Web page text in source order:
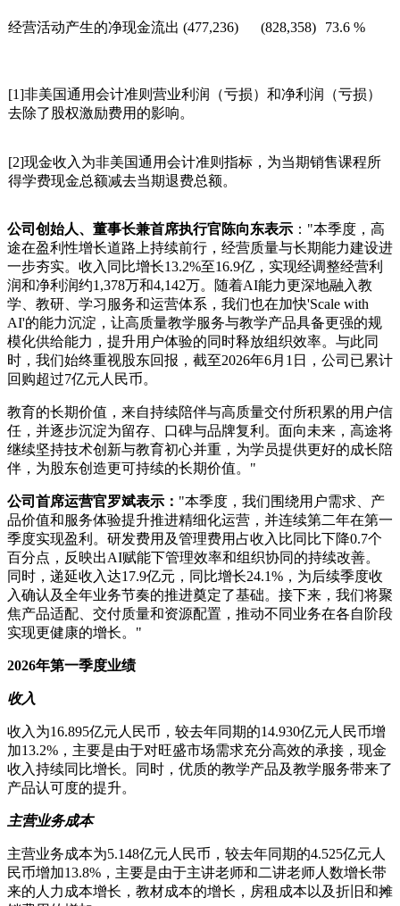
经营活动产生的净现金流出 (477,236) (828,358) 73.6 %
[1]非美国通用会计准则营业利润（亏损）和净利润（亏损）
去除了股权激励费用的影响。
[2]现金收入为非美国通用会计准则指标，为当期销售课程所
得学费现金总额减去当期退费总额。
公司创始人、董事长兼首席执行官陈向东表示 ："本季度，高
途在盈利性增长道路上持续前行，经营质量与长期能力建设进
一步夯实。收入同比增长13.2%至16.9亿，实现经调整经营利
润和净利润约1,378万和4,142万。随着AI能力更深地融入教
学、教研、学习服务和运营体系，我们也在加快'Scale with
AI'的能力沉淀，让高质量教学服务与教学产品具备更强的规
模化供给能力，提升用户体验的同时释放组织效率。与此同
时，我们始终重视股东回报，截至2026年6月1日，公司已累计
回购超过7亿元人民币。
教育的长期价值，来自持续陪伴与高质量交付所积累的用户信
任，并逐步沉淀为留存、口碑与品牌复利。面向未来，高途将
继续坚持技术创新与教育初心并重，为学员提供更好的成长陪
伴，为股东创造更可持续的长期价值。"
公司首席运营官罗斌表示： "本季度，我们围绕用户需求、产
品价值和服务体验提升推进精细化运营，并连续第二年在第一
季度实现盈利。研发费用及管理费用占收入比同比下降0.7个
百分点，反映出AI赋能下管理效率和组织协同的持续改善。
同时，递延收入达17.9亿元，同比增长24.1%，为后续季度收
入确认及全年业务节奏的推进奠定了基础。接下来，我们将聚
焦产品适配、交付质量和资源配置，推动不同业务在各自阶段
实现更健康的增长。"
2026年第一季度业绩
收入
收入为16.895亿元人民币，较去年同期的14.930亿元人民币增
加13.2%，主要是由于对旺盛市场需求充分高效的承接，现金
收入持续同比增长。同时，优质的教学产品及教学服务带来了
产品认可度的提升。
主营业务成本
主营业务成本为5.148亿元人民币，较去年同期的4.525亿元人
民币增加13.8%，主要是由于主讲老师和二讲老师人数增长带
来的人力成本增长，教材成本的增长，房租成本以及折旧和摊